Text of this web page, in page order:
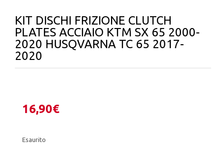
KIT DISCHI FRIZIONE CLUTCH
PLATES ACCIAIO KTM SX 65 2000-
2020 HUSQVARNA TC 65 2017-
2020
16,90€
Esaurito